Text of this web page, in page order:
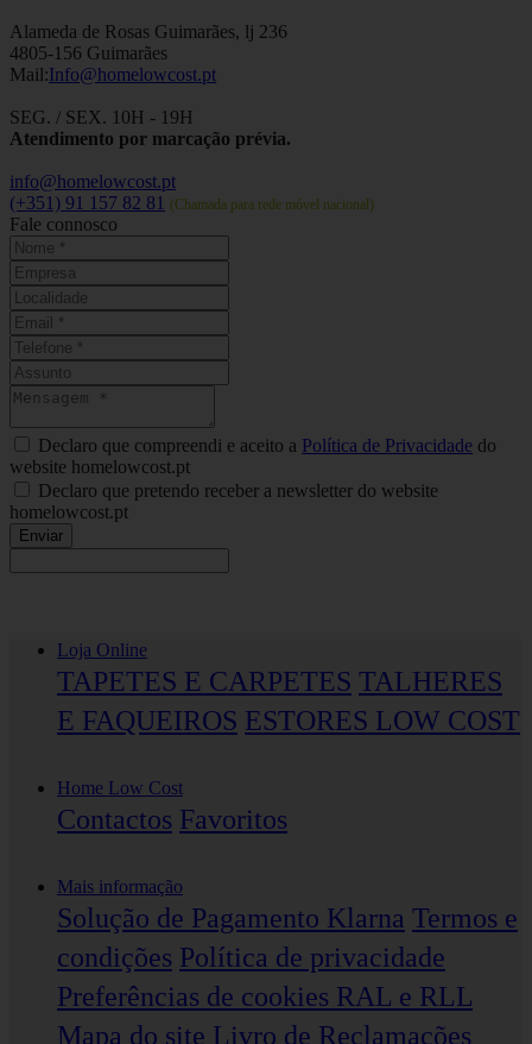
Alameda de Rosas Guimarães, lj 236
4805-156 Guimarães
Mail:Info@homelowcost.pt
SEG. / SEX. 10H - 19H
Atendimento por marcação prévia.
info@homelowcost.pt
(+351) 91 157 82 81 (Chamada para rede móvel nacional)
Fale connosco
Declaro que compreendi e aceito a Política de Privacidade do
website homelowcost.pt
Declaro que pretendo receber a newsletter do website
homelowcost.pt
Enviar
Loja Online
TAPETES E CARPETES TALHERES
E FAQUEIROS ESTORES LOW COST
Home Low Cost
Contactos Favoritos
Mais informação
Solução de Pagamento Klarna Termos e
condições Política de privacidade
Preferências de cookies RAL e RLL
Mapa do site Livro de Reclamações